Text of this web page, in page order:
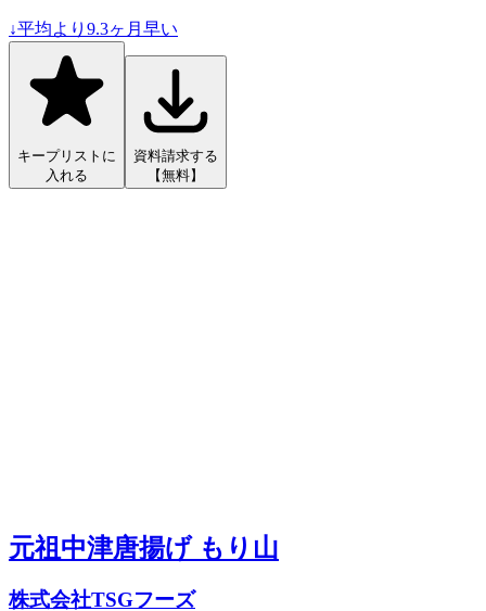
↓平均より 9.3ヶ月早い
キープリストに
入れる
資料請求する
【無料】
元祖中津唐揚げ もり山
株式会社TSGフーズ